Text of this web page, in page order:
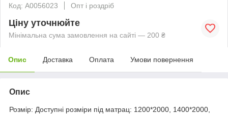
Код: А0056023
Опт і роздріб
Ціну уточнюйте
Мінімальна сума замовлення на сайті — 200 ₴
Опис Доставка Оплата Умови повернення
Опис
Розмір: Доступні розміри під матрац: 1200*2000, 1400*2000,